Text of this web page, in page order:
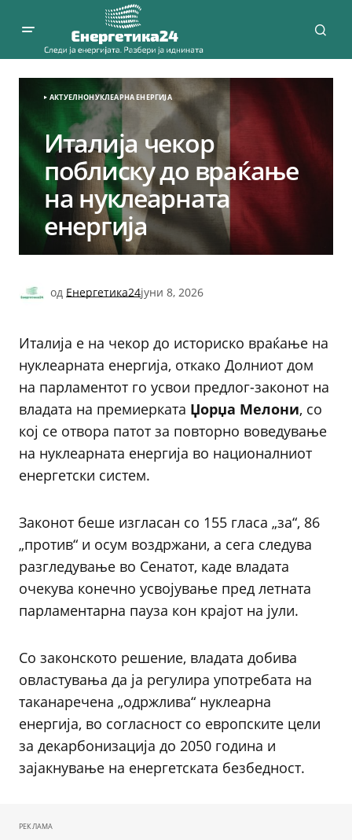
АКТУЕЛНОНУКЛЕАРНА ЕНЕРГИЈА
Италија чекор
поблиску до враќање
на нуклеарната
енергија
од Енергетика24јуни 8, 2026
Италија е на чекор до историско враќање на
нуклеарната енергија, откако Долниот дом
на парламентот го усвои предлог-законот на
владата на премиерката Џорџа Мелони, со
кој се отвора патот за повторно воведување
на нуклеарната енергија во националниот
енергетски систем.
Законот беше изгласан со 155 гласа „за“, 86
„против“ и осум воздржани, а сега следува
разгледување во Сенатот, каде владата
очекува конечно усвојување пред летната
парламентарна пауза кон крајот на јули.
Со законското решение, владата добива
овластувања да ја регулира употребата на
таканаречена „одржлива“ нуклеарна
енергија, во согласност со европските цели
за декарбонизација до 2050 година и
зајакнување на енергетската безбедност.
РЕКЛАМА